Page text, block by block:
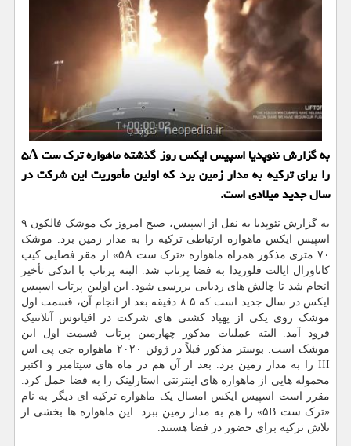
به گزارش نئوپدیا اسپیس ایکس روز گذشته ماهواره ترک ست ۵A
را برای ترکیه به مدار زمین برد که اولین مأموریت این شرکت در
سال جدید میلادی است.
به گزارش نئوپدیا به نقل از اسپیس، صبح امروز یک موشک فالکون ۹
اسپیس ایکس ماهواره ارتباطی ترکیه را به مدار زمین برد. موشک
۷۰ متری مذکور همراه ماهواره «ترک ست ۵A» از مقر فضایی کیپ
کاناورال ایالت فلوریدا به فضا پرتاب شد. البته پرتاب با اندکی تأخیر
انجام شد تا چالش های ردیابی بررسی شود. این اولین پرتاب اسپیس
ایکس در سال جدید است که ۸.۵ دقیقه بعد از انجام آن، قسمت اول
موشک روی یکی از پهپاد کشتی های شرکت در اقیانوس آتلانتیک
فرود آمد. البته عملیات مذکور چهارمین پرتاب قسمت اول این
موشک است. بوستر مذکور قبلاً در ژوئن ۲۰۲۰ ماهواره جی پی اس
III را به مدار زمین برد. بعد از آن هم در ماه های سپتامبر و اکتبر
محموله هایی از ماهواره های اینترنتی استارلینک را به فضا حمل کرد.
مقرر است اسپیس ایکس امسال یک ماهواره ترکیه ای دیگر به نام
«ترک ست ۵B» را هم به مدار زمین ببرد. این ماهواره ها بخشی از
تلاش ترکیه برای حضور در فضا هستند.